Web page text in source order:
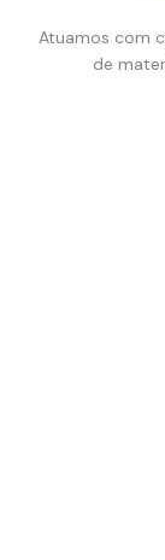
Atuamos com
de